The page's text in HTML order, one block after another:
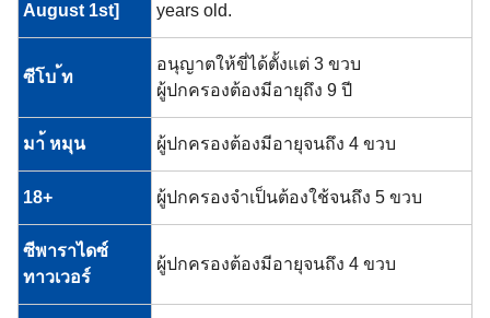
August 1st]
years old.
ซีโบ ้ท
อนุญาตให้ขี่ได้ตั้งแต่ 3 ขวบ
ผู้ปกครองต้องมีอายุถึง 9 ปี
มา้ หมุน ผู้ปกครองต้องมีอายุจนถึง 4 ขวบ
18+ ผู้ปกครองจำเป็นต้องใช้จนถึง 5 ขวบ
ซีพาราไดซ์
ทาวเวอร์
ผู้ปกครองต้องมีอายุจนถึง 4 ขวบ